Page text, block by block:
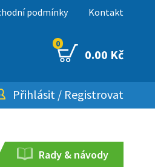
podmínky Kontakt
0
0.00 Kč
Přihlásit / Registrovat
Rady & návody